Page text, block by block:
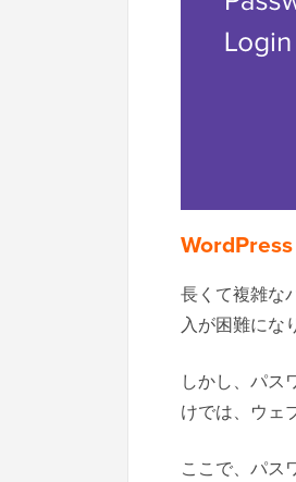
長くて複雑な
入が困難にな
しかし、パス
けでは、ウェ
ここで、パス